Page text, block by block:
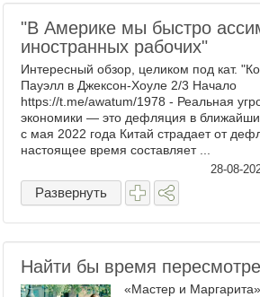
"В Америке мы быстро
иностранных рабочих"
Интересный обзор, целиком под кат.
Пауэлл в Джексон-Хоуле 2/3 Начало
https://t.me/awatum/1978 - Реальная
экономики — это дефляция в
с мая 2022 года Китай страдает от
настоящее время составляет ...
28-08-
Развернуть
Найти бы время
«Мастер и